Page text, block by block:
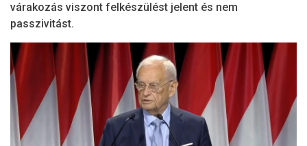
várakozás viszont felkészülést jelent és nem
passzivitást.